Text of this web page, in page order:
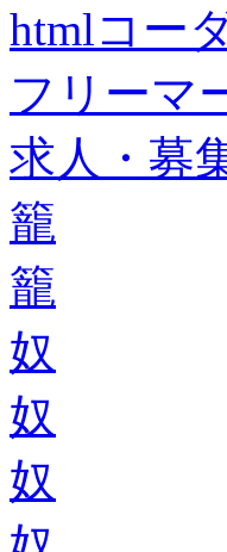
htmlコー
フリーマ
求人・募
籠
籠
奴
奴
奴